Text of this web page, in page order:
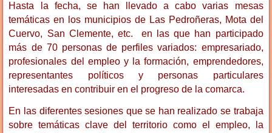
Hasta la fecha, se han llevado a cabo varias mesas
temáticas en los municipios de Las Pedroñeras, Mota del
Cuervo, San Clemente, etc. en las que han participado
más de 70 personas de perfiles variados: empresariado,
profesionales del empleo y la formación, emprendedores,
representantes políticos y personas particulares
interesadas en contribuir en el progreso de la comarca.
En las diferentes sesiones que se han realizado se trabaja
sobre temáticas clave del territorio como el empleo, la